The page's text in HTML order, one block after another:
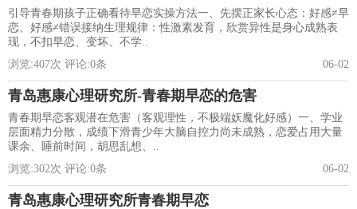
引导青春期孩子正确看待早恋实操方法一、先摆正家长心态：好感≠早
恋、好感≠错误接纳生理规律：性激素发育，欣赏异性是身心成熟表
现，不扣早恋、变坏、不学..
浏览:407次 评论:0条 06-02
青岛惠康心理研究所-青春期早恋的危害
青春期早恋客观潜在危害（客观理性，不极端妖魔化好感）一、学业
层面精力分散，成绩下滑青少年大脑自控力尚未成熟，恋爱占用大量
课余、睡前时间，胡思乱想、..
浏览:302次 评论:0条 06-02
青岛惠康心理研究所青春期早恋